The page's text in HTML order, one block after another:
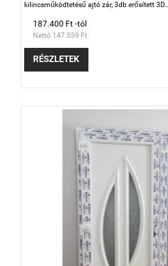
kilincsműködtetésű ajtó zár, 3db erősített 3D..
187.400 Ft -tól
Nettó 147.559 Ft
RÉSZLETEK